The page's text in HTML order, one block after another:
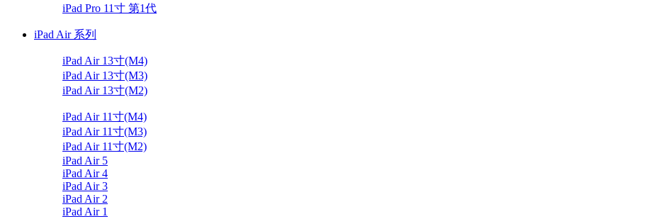
iPad Pro 11寸 第1代
iPad Air 系列
iPad Air 13寸(M4)
iPad Air 13寸(M3)
iPad Air 13寸(M2)
iPad Air 11寸(M4)
iPad Air 11寸(M3)
iPad Air 11寸(M2)
iPad Air 5
iPad Air 4
iPad Air 3
iPad Air 2
iPad Air 1